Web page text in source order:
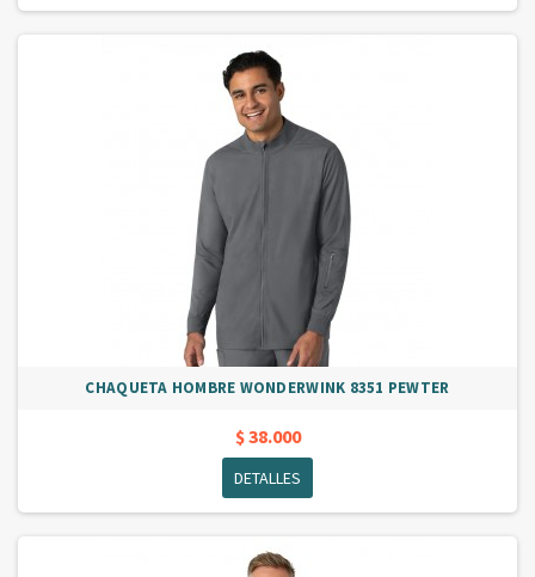
CHAQUETA HOMBRE WONDERWINK 8351 PEWTER
$ 38.000
DETALLES